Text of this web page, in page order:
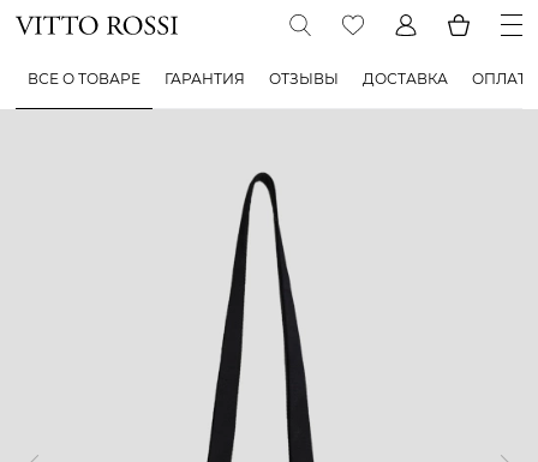
ВСЕ О ТОВАРЕ ГАРАНТИЯ ОТЗЫВЫ ДОСТАВКА ОПЛАТА